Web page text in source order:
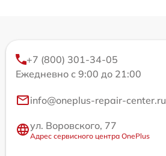
+7 (800) 301-34-05
Ежедневно с 9:00 до 21:00
info@oneplus-repair-center.ru
ул. Воровского, 77
Адрес сервисного центра OnePlus